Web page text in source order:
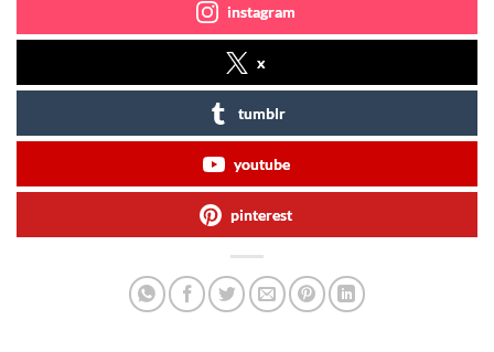
instagram
x
tumblr
youtube
pinterest